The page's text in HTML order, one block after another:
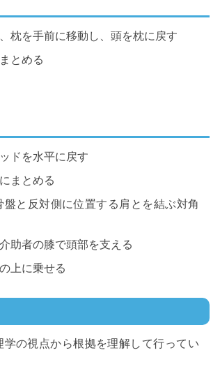
枕を手前に移動し、頭を枕に戻す
とめる
ドを水平に戻す
まとめる
と反対側に位置する肩とを結ぶ対角
助者の膝で頭部を支える
上に乗せる
の視点から根拠を理解して行ってい